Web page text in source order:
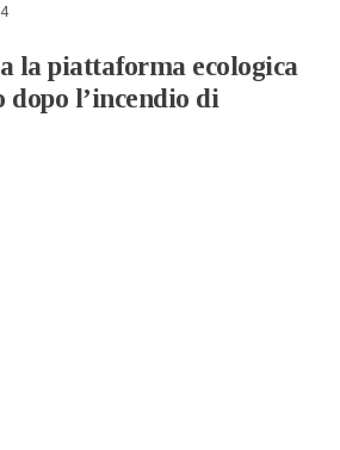
la piattaforma ecologica
l’incendio di